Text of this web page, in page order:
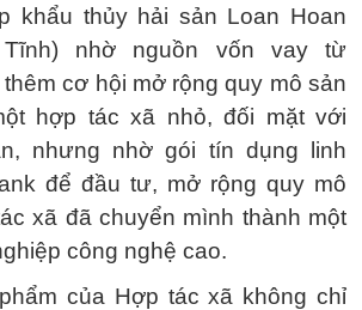
khẩu thủy hải sản Loan Hoan
nhờ nguồn vốn vay từ
cơ hội mở rộng quy mô sản
hợp tác xã nhỏ, đối mặt với
nhưng nhờ gói tín dụng linh
để đầu tư, mở rộng quy mô
xã đã chuyển mình thành một
công nghệ cao.
của Hợp tác xã không chỉ